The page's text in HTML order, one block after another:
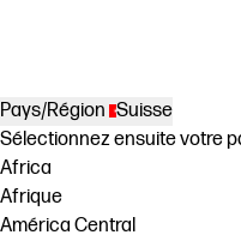
Pays/Région Suisse
Sélectionnez ensuite votre
Africa
Afrique
América Central